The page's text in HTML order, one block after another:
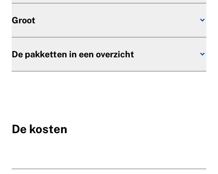
Groot
De pakketten in een overzicht
De kosten